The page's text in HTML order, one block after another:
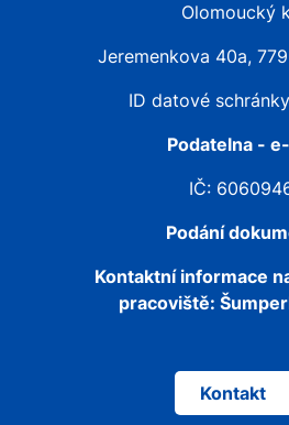
Olomoucký
Jeremenkova 40a,
ID datové
Podatelna -
IČ:
Podání
Kontaktní informace
pracoviště:
Kontakt